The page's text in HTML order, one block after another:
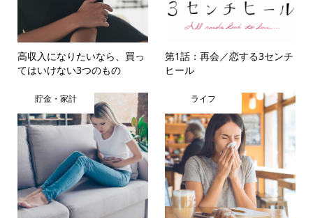
高収入になりたいなら、買っ
てはいけない3つのもの
第1話：再会／恋する3センチ
ヒール
貯金・家計 ライフ